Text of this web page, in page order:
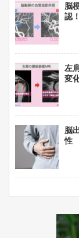
脳
認
左
変
脳
性